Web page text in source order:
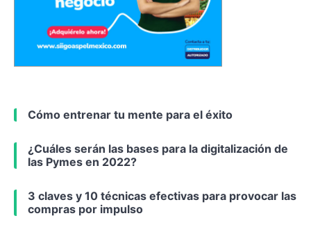
Cómo entrenar tu mente para el éxito
¿Cuáles serán las bases para la digitalización de
las Pymes en 2022?
3 claves y 10 técnicas efectivas para provocar las
compras por impulso